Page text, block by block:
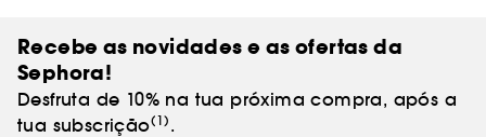
Recebe as novidades e as ofertas da
Sephora!
Desfruta de 10% na tua próxima compra, após a
tua subscrição(1) .